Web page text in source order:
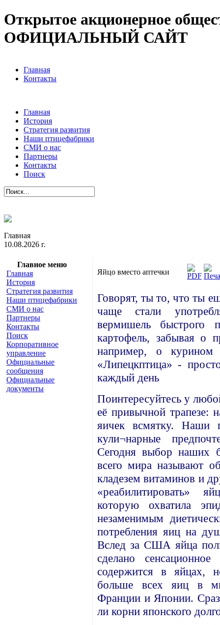
Открытое акционерное
ОФИЦИАЛЬНЫЙ САЙТ
Главная
Контакты
Главная
История
Стратегия развития
Наши птицефабрики
СМИ о нас
Партнеры
Контакты
Поиск
Главная
10.08.2026 г.
Главное меню
Главная
История
Стратегия развития
Наши птицефабрики
СМИ о нас
Партнеры
Контакты
Поиск
Корпоративное
управление
Официальные
сообщения
Официальные
документы
Яйцо вместо аптечки
Говорят, ты то, что ты
чаще стали
вермишель быстрого
картофель, забывая о
например, о
«Липецкптица» -
каждый день
Поинтересуйтесь у
её привычной трапезе:
яичек всмятку. Наши
кули¬нарные
Сегодня выбор наших
всего мира называют
кладезем витаминов и
«реабилитировать»
которую охватила
незаменимым
потребления яиц на
Вслед за США яйца
сделано
содержится в яйцах,
больше всех яиц в
Франции и Японии.
ли корни японского